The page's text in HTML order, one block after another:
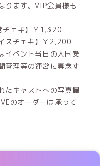
ります。VIP会員様も
チェキ】￥1,320
スチェキ】￥2,200
イベント当日の入国受
管理等の運営に専念す
たキャストへの写真撮
のオーダーは承って